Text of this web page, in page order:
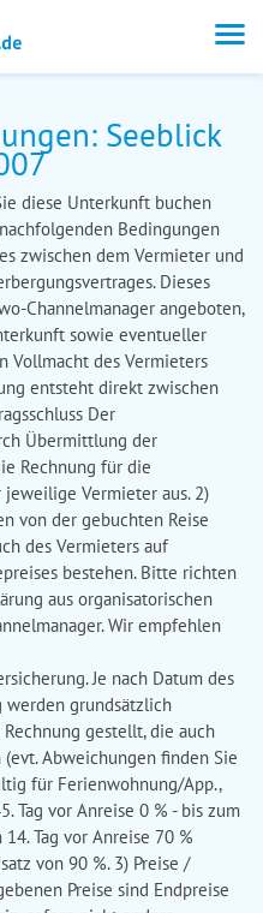
Seeblick
diese Unterkunft buchen
Bedingungen
zwischen dem Vermieter und
Dieses
Channelmanager angeboten,
sowie eventueller
des Vermieters
entsteht direkt zwischen
Der
Übermittlung der
Rechnung für die
Vermieter aus. 2)
von der gebuchten Reise
des Vermieters auf
bestehen. Bitte richten
aus organisatorischen
Wir empfehlen
Je nach Datum des
werden grundsätzlich
gestellt, die auch
Abweichungen finden Sie
für Ferienwohnung/App.,
Tag vor Anreise 0 % - bis zum
Tag vor Anreise 70 %
von 90 %. 3) Preise /
Preise sind Endpreise